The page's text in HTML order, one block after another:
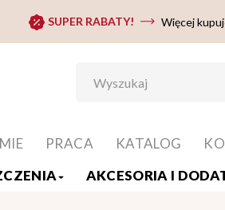
SUPER RABATY! Więcej
AKCESORIA I
PRACA KATALOG